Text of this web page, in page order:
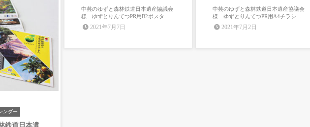
中芸のゆずと森林鉄道日本遺産協議会
様 ゆずとりんてつPR用B2ポスタ…
2021年7月7日
中芸のゆずと森林鉄道日本遺産協議会
様 ゆずとりんてつPR用A4チラシ…
2021年7月2日
ンダー
鉄道日本遺